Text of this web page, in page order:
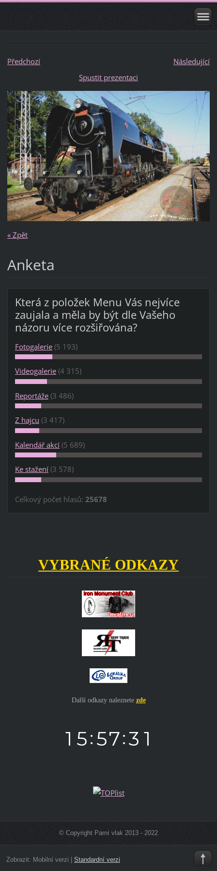
Předchozí
Následující
Spustit prezentaci
« Zpět
Anketa
Která z položek Menu Vás nejvíce
zaujala a měla by být dle Vašeho
názoru více rozšiřována?
Fotogalerie (5 193)
Videogalerie (4 315)
Reportáže (3 486)
Z hajcu (3 417)
Kalendář akcí (5 689)
Ke stažení (3 578)
Celkový počet hlasů: 25678
VYBRANÉ ODKAZY
Další odkazy naleznete zde
© Copyright Parní vlak 2013 - 2022
Zobrazit: Mobilní verzi Standardní verzi